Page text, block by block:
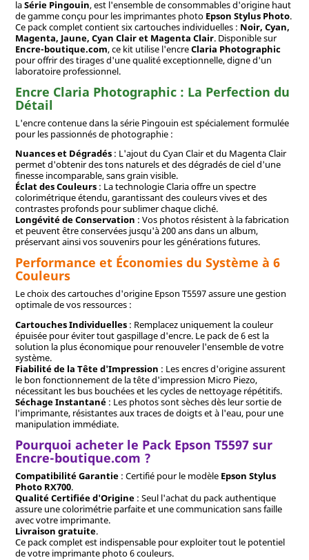
laSérie Pingouin, est l'ensemble de consommables d'origine haut
de gamme conçu pour les imprimantes photo Epson Stylus Photo.
Ce pack complet contient six cartouches individuelles : Noir, Cyan,
Magenta, Jaune, Cyan Clair et Magenta Clair. Disponible sur
Encre-boutique.com, ce kit utilise l'encreClaria Photographic
pour offrir des tirages d'une qualité exceptionnelle, digne d'un
laboratoire professionnel.
Encre Claria Photographic : La Perfection du
Détail
L'encre contenue dans la série Pingouin est spécialement formulée
pour les passionnés de photographie :
Nuances et Dégradés: L'ajout du Cyan Clair et du Magenta Clair
permet d'obtenir des tons naturels et des dégradés de ciel d'une
finesse incomparable, sans grain visible.
Éclat des Couleurs: La technologie Claria offre un spectre
colorimétrique étendu, garantissant des couleurs vives et des
contrastes profonds pour sublimer chaque cliché.
Longévité de Conservation : Vos photos résistent à la fabrication
et peuvent être conservées jusqu'à 200 ans dans un album,
préservant ainsi vos souvenirs pour les générations futures.
Performance et Économies du Système à 6
Couleurs
Le choix des cartouches d'origine Epson T5597 assure une gestion
optimale de vos ressources :
Cartouches Individuelles: Remplacez uniquement la couleur
épuisée pour éviter tout gaspillage d'encre. Le pack de 6 est la
solution la plus économique pour renouveler l'ensemble de votre
système.
Fiabilité de la Tête d'Impression : Les encres d'origine assurent
le bon fonctionnement de la tête d'impression Micro Piezo,
nécessitant les bus bouchées et les cycles de nettoyage répétitifs.
Séchage Instantané: Les photos sont sèches dès leur sortie de
l'imprimante, résistantes aux traces de doigts et à l'eau, pour une
manipulation immédiate.
Pourquoi acheter le Pack Epson T5597 sur
Encre-boutique.com ?
Compatibilité Garantie: Certifié pour le modèle Epson Stylus
Photo RX700.
Qualité Certifiée d'Origine: Seul l'achat du pack authentique
assure une colorimétrie parfaite et une communication sans faille
avec votre imprimante.
Livraison gratuite.
Ce pack complet est indispensable pour exploiter tout le potentiel
de votre imprimante photo 6 couleurs.